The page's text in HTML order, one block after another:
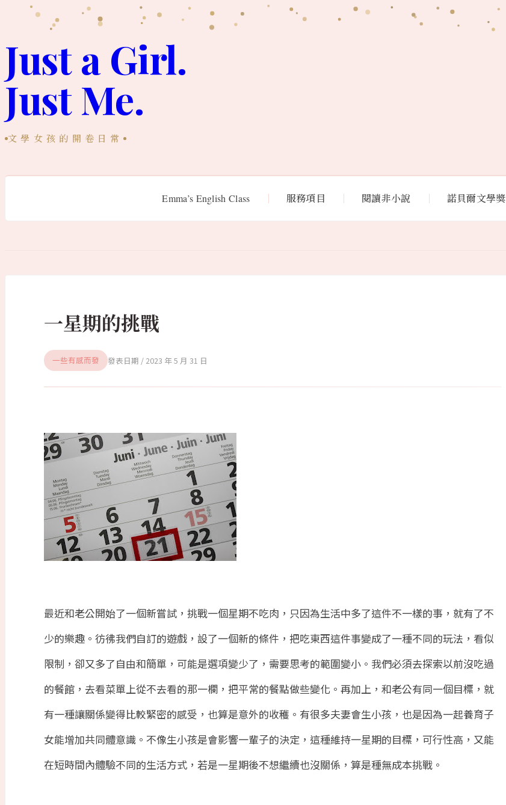
要
內
容
Just a Girl.
Just Me.
文學女孩的開卷日常
Emma’s English Class 服務項目 閱讀非小說 諾貝爾文學獎
一星期的挑戰
一些有感而發 2023 年 5 月 31 日
最近和老公開始了一個新嘗試，挑戰一個星期不吃肉，只因為生活中多了這件不一樣的事，就有了不
少的樂趣。彷彿我們自訂的遊戲，設了一個新的條件，把吃東西這件事變成了一種不同的玩法，看似
限制，卻又多了自由和簡單，可能是選項變少了，需要思考的範圍變小。我們必須去探索以前沒吃過
的餐館，去看菜單上從不去看的那一欄，把平常的餐點做些變化。再加上，和老公有同一個目標，就
有一種讓關係變得比較緊密的感受，也算是意外的收穫。有很多夫妻會生小孩，也是因為一起養育子
女能增加共同體意識。不像生小孩是會影響一輩子的決定，這種維持一星期的目標，可行性高，又能
在短時間內體驗不同的生活方式，若是一星期後不想繼續也沒關係，算是種無成本挑戰。